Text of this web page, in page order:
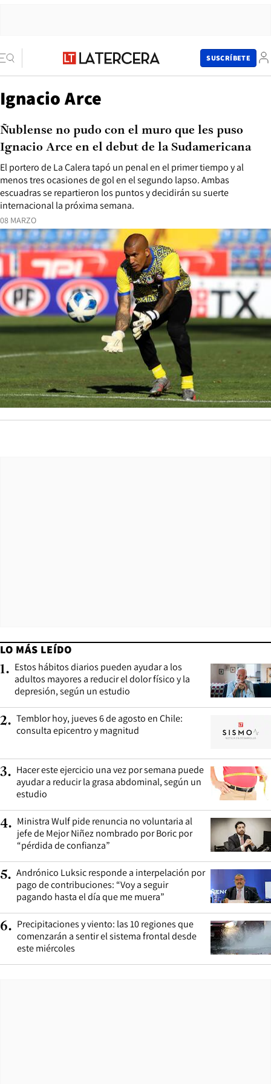
SUSCRÍBETE
Ignacio Arce
08 MARZO
El portero de La Calera tapó un penal en el primer tiempo y al
menos tres ocasiones de gol en el segundo lapso. Ambas
escuadras se repartieron los puntos y decidirán su suerte
internacional la próxima semana.
Ñublense no pudo con el muro que les puso
Ignacio Arce en el debut de la Sudamericana
LO MÁS LEÍDO
1. Estos hábitos diarios pueden ayudar a los
adultos mayores a reducir el dolor físico y la
depresión, según un estudio
2. Temblor hoy, jueves 6 de agosto en Chile:
consulta epicentro y magnitud
3. Hacer este ejercicio una vez por semana puede
ayudar a reducir la grasa abdominal, según un
estudio
4. Ministra Wulf pide renuncia no voluntaria al
jefe de Mejor Niñez nombrado por Boric por
“pérdida de confianza”
5. Andrónico Luksic responde a interpelación por
pago de contribuciones: “Voy a seguir
pagando hasta el día que me muera”
6. Precipitaciones y viento: las 10 regiones que
comenzarán a sentir el sistema frontal desde
este miércoles